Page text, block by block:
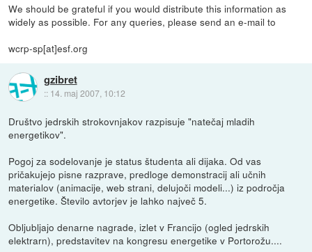
We should be grateful if you would distribute this information as
widely as possible. For any queries, please send an e-mail to
wcrp-sp[at]esf.org
gzibret
:: 14. maj 2007, 10:12
Društvo jedrskih strokovnjakov razpisuje "natečaj mladih
energetikov".
Pogoj za sodelovanje je status študenta ali dijaka. Od vas
pričakujejo pisne razprave, predloge demonstracij ali učnih
materialov (animacije, web strani, delujoči modeli...) iz področja
energetike. Število avtorjev je lahko največ 5.
Obljubljajo denarne nagrade, izlet v Francijo (ogled jedrskih
elektrarn), predstavitev na kongresu energetike v Portorožu....